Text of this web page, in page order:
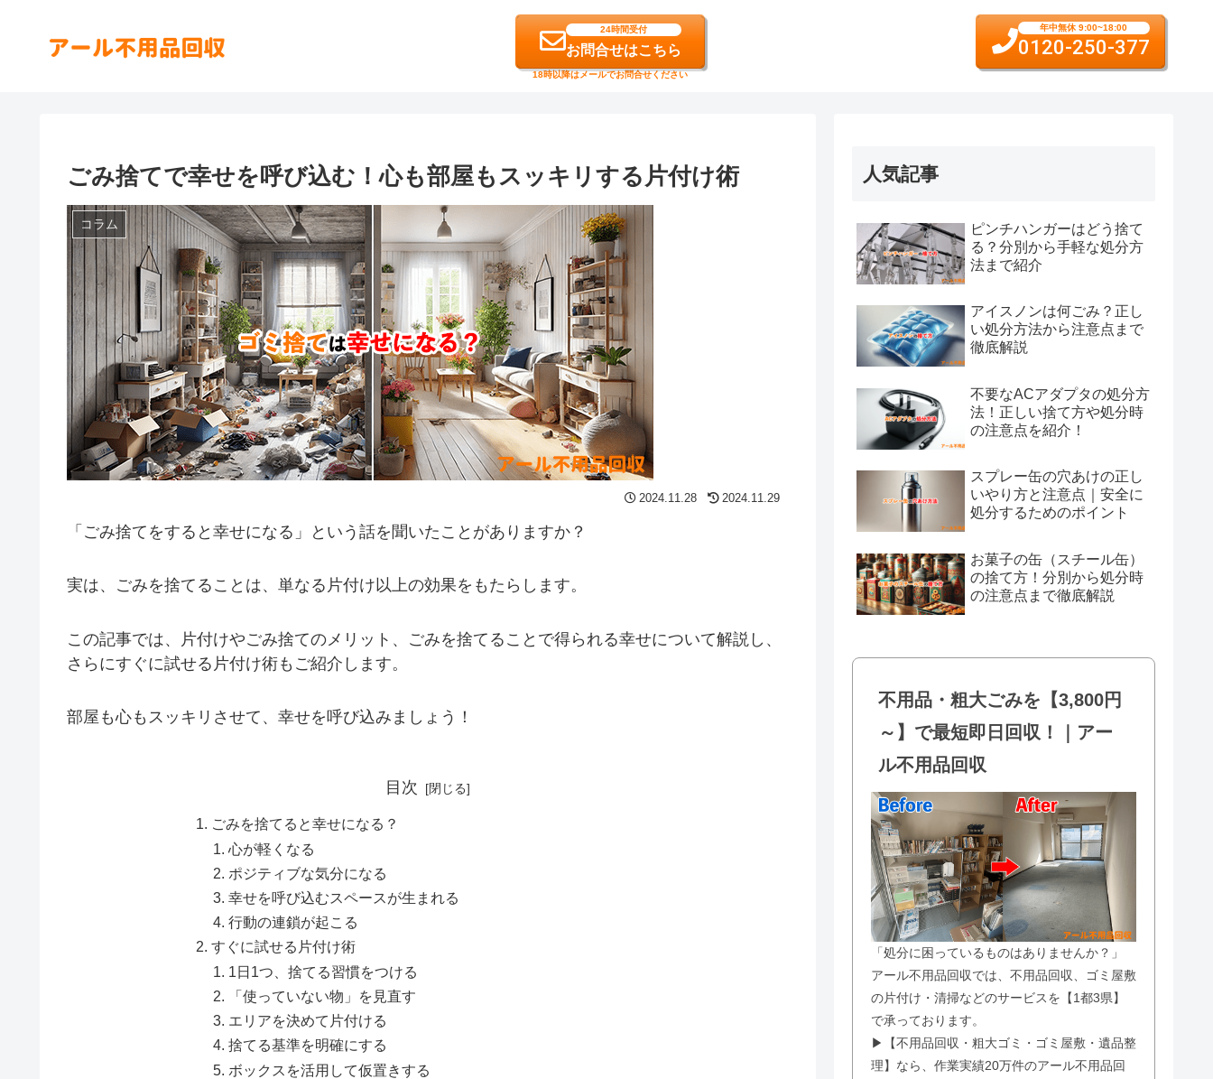
24時間受付
お問合せはこちら
18時以降はメールでお問合せください
年中無休 9:00~18:00
0120-250-377
ごみ捨てで幸せを呼び込む！心も部屋もスッキリする片付け術
コラム
2024.11.28 2024.11.29
「ごみ捨てをすると幸せになる」という話を聞いたことがありますか？
実は、ごみを捨てることは、単なる片付け以上の効果をもたらします。
この記事では、片付けやごみ捨てのメリット、ごみを捨てることで得られる幸せについて解説し、
さらにすぐに試せる片付け術もご紹介します。
部屋も心もスッキリさせて、幸せを呼び込みましょう！
目次
ごみを捨てると幸せになる？
心が軽くなる
ポジティブな気分になる
幸せを呼び込むスペースが生まれる
行動の連鎖が起こる
すぐに試せる片付け術
1日1つ、捨てる習慣をつける
「使っていない物」を見直す
エリアを決めて片付ける
捨てる基準を明確にする
ボックスを活用して仮置きする
人気記事
ピンチハンガーはどう捨て
る？分別から手軽な処分方
法まで紹介
アイスノンは何ごみ？正し
い処分方法から注意点まで
徹底解説
不要なACアダプタの処分方
法！正しい捨て方や処分時
の注意点を紹介！
スプレー缶の穴あけの正し
いやり方と注意点｜安全に
処分するためのポイント
お菓子の缶（スチール缶）
の捨て方！分別から処分時
の注意点まで徹底解説
不用品・粗大ごみを【3,800円
～】で最短即日回収！｜アー
ル不用品回収
「処分に困っているものはありませんか？」
アール不用品回収では、不用品回収、ゴミ屋敷
の片付け・清掃などのサービスを【1都3県】
で承っております。
▶【不用品回収・粗大ゴミ・ゴミ屋敷・遺品整
理】なら、作業実績20万件のアール不用品回